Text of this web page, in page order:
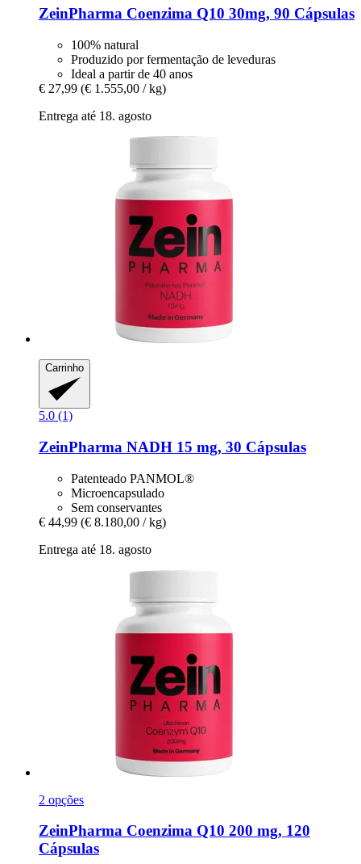
ZeinPharma Coenzima Q10 30mg, 90 Cápsulas
100% natural
Produzido por fermentação de leveduras
Ideal a partir de 40 anos
€ 27,99 (€ 1.555,00 / kg)
Entrega até 18. agosto
Carrinho
5.0 (1)
ZeinPharma NADH 15 mg, 30 Cápsulas
Patenteado PANMOL®
Microencapsulado
Sem conservantes
€ 44,99 (€ 8.180,00 / kg)
Entrega até 18. agosto
2 opções
ZeinPharma Coenzima Q10 200 mg, 120
Cápsulas